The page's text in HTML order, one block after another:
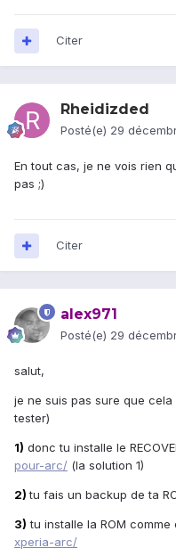
Citer
Rheidizded
Posté(e) 29
En tout cas, je ne vois rien
pas ;)
Citer
alex971
Posté(e) 29
salut,
je ne suis pas sure que
tester)
1) donc tu installe le
pour-arc/ (la solution 1)
2)tu fais un backup de ta
3) tu installe la ROM comme
xperia-arc/